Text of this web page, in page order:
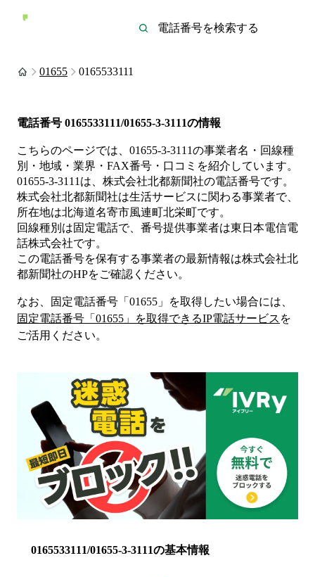
01655 0165533111
電話番号 0165533111/01655-3-3111の情報
こちらのページでは、 01655-3-3111の事業者名・回線種
別・地域・業界・FAX番号・口コミを紹介しています。
01655-3-3111 は、 株式会社北都新聞社の電話番号です。
株式会社北都新聞社は生活サービスに関わる事業者で、
所在地は北海道名寄市風連町北栄町です。
回線種別は固定電話で、番号提供事業者は東日本電信電
話株式会社です。
この電話番号を保有する事業者の最新情報は株式会社北
都新聞社のHPをご確認ください。
なお、固定電話番号「 01655 」を取得したい場合には、
固定電話番号「 01655 」を取得できるIP電話サービス を
ご活用ください。
0165533111/01655-3-3111の基本情報